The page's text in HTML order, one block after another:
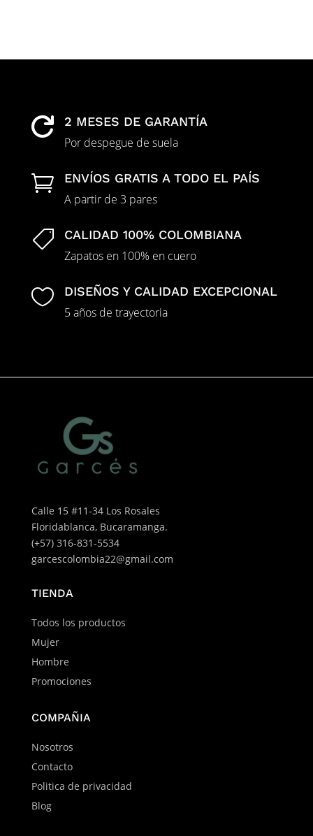
 2 MESES DE GARANTÍA
Por despegue de suela
 ENVÍOS GRATIS A TODO EL PAÍS
A partir de 3 pares
 CALIDAD 100% COLOMBIANA
Zapatos en 100% en cuero
 DISEÑOS Y CALIDAD EXCEPCIONAL
5 años de trayectoria
Calle 15 #11-34 Los Rosales
Floridablanca, Bucaramanga.
(+57) 316-831-5534
garcescolombia22@gmail.com
TIENDA
Todos los productos
Mujer
Hombre
Promociones
COMPAÑIA
Nosotros
Contacto
Politica de privacidad
Blog